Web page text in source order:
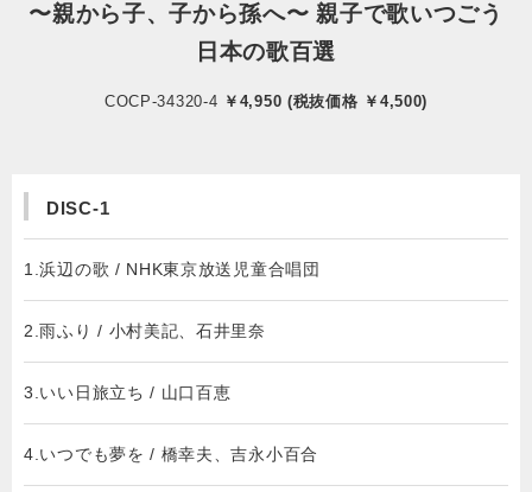
〜親から子、子から孫へ〜 親子で歌いつごう
日本の歌百選
COCP-34320-4 ￥4,950 (税抜価格 ￥4,500)
DISC-1
1.浜辺の歌 / NHK東京放送児童合唱団
2.雨ふり / 小村美記、石井里奈
3.いい日旅立ち / 山口百恵
4.いつでも夢を / 橋幸夫、吉永小百合